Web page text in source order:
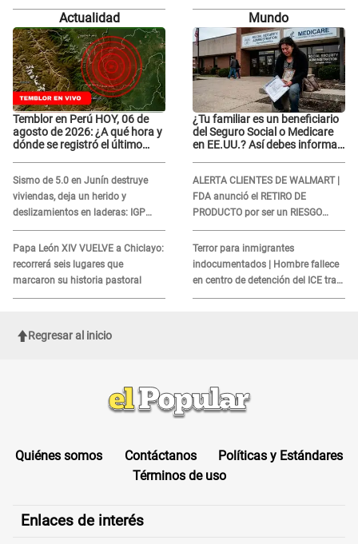
Bella Luz' tras denuncia: "Otro tipo
Bella Luz' tras denuncia: "Otro tipo
Actualidad
Temblor en Perú HOY, 06 de
agosto de 2026: ¿A qué hora y
dónde se registró el último
Sismo de 5.0 en Junín destruye
viviendas, deja un herido y
deslizamientos en laderas: IGP
alerta sobre posibles réplicas
Papa León XIV VUELVE a Chiclayo:
recorrerá seis lugares que
marcaron su historia pastoral
Mundo
¿Tu familiar es un beneficiario
del Seguro Social o Medicare
en EE.UU.? Así debes informar
ALERTA CLIENTES DE WALMART |
FDA anunció el RETIRO DE
PRODUCTO por ser un RIESGO
MORTAL para consumidores: ¿Cuál
es?
Terror para inmigrantes
indocumentados | Hombre fallece
en centro de detención del ICE tras
sufrir una "emergencia médica"
Regresar al inicio
Quiénes somos Contáctanos
Políticas y Estándares
Términos de uso
Enlaces de interés